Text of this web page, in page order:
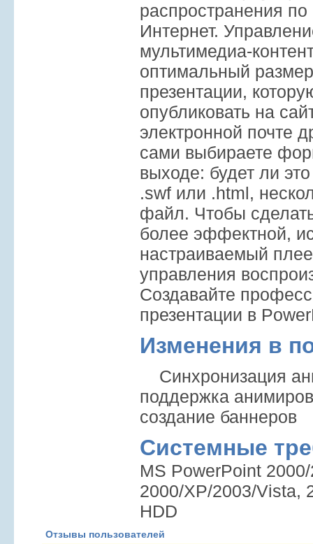
распространения
Интернет.
мультимедиа-
оптимальный
презентации,
опубликовать на
электронной почте
сами выбираете
выходе: будет ли
.swf или .html,
файл. Чтобы
более эффектной,
настраиваемый
управления
Создавайте
презентации в
Изменения в
Синхронизация
поддержка
создание баннеров
Системные
MS PowerPoint
2000/XP/2003/Vista,
HDD
Отзывы пользователей